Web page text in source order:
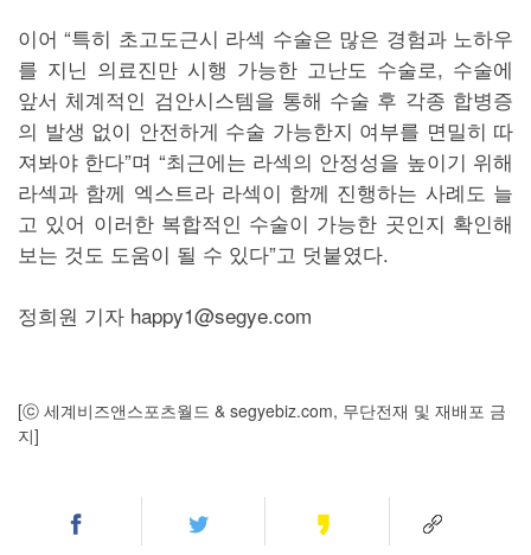
이어 “특히 초고도근시 라섹 수술은 많은 경험과 노하우
를 지닌 의료진만 시행 가능한 고난도 수술로, 수술에
앞서 체계적인 검안시스템을 통해 수술 후 각종 합병증
의 발생 없이 안전하게 수술 가능한지 여부를 면밀히 따
져봐야 한다”며 “최근에는 라섹의 안정성을 높이기 위해
라섹과 함께 엑스트라 라섹이 함께 진행하는 사례도 늘
고 있어 이러한 복합적인 수술이 가능한 곳인지 확인해
보는 것도 도움이 될 수 있다”고 덧붙였다.
정희원 기자 happy1@segye.com
[ⓒ 세계비즈앤스포츠월드 & segyebiz.com, 무단전재 및 재배포 금
지]